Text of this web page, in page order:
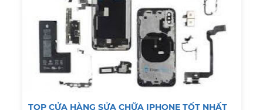
TOP CỬA HÀNG SỬA CHỮA IPHONE TỐT NHẤT